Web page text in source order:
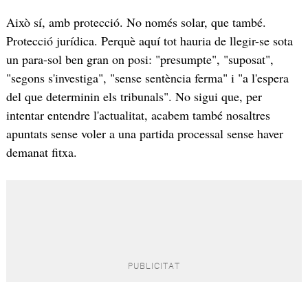
Això sí, amb protecció. No només solar, que també.
Protecció jurídica. Perquè aquí tot hauria de llegir-se sota
un para-sol ben gran on posi: "presumpte", "suposat",
"segons s'investiga", "sense sentència ferma" i "a l'espera
del que determinin els tribunals". No sigui que, per
intentar entendre l'actualitat, acabem també nosaltres
apuntats sense voler a una partida processal sense haver
demanat fitxa.